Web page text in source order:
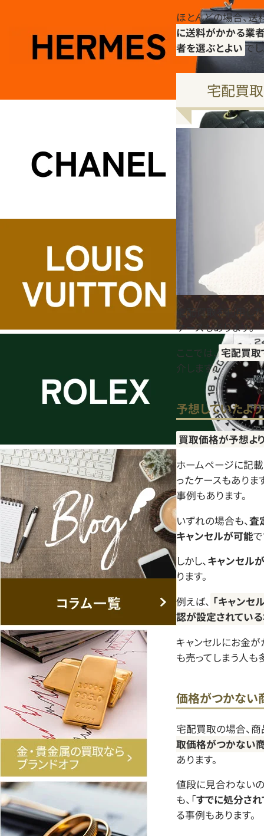
ほとんどの場合、送
に送料がかかる業
者を選ぶとよい でし
宅配買
宅配買取を利用し
ケースもあります。
ここでは、宅配買取
介します。
予想していたよ
買取価格が予想よ
ホームページに記
ったケースもありま
事例もあります。
いずれの場合も、査
キャンセルが可能で
しかし、キャンセル
ります。
例えば、 「キャンセ
認が設定されている
キャンセルにお金
も売ってしまう人も
価格がつかない
宅配買取の場合、
取価格がつかない
あります。
値段に見合わない
も、「すでに処分さ
る事例もあります。